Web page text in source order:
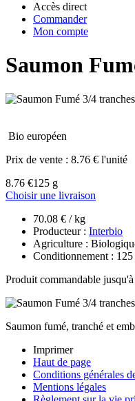
Accès direct
Commander
Mon compte
Saumon
Bio européen
Prix de vente : 8.76 € l'unité
8.76 €125 g
Choisir une livraison
70.08 € / kg
Producteur : Interbio
Agriculture :
Conditionnement : 125
Produit commandable jusqu'à
Saumon fumé, tranché et
Imprimer
Haut de page
Conditions générales
Mentions légales